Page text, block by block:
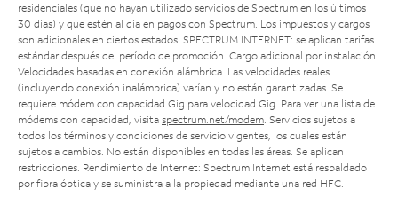
residenciales (que no hayan utilizado servicios de Spectrum en los últimos
30 días) y que estén al día en pagos con Spectrum. Los impuestos y cargos
son adicionales en ciertos estados. SPECTRUM INTERNET: se aplican tarifas
estándar después del período de promoción. Cargo adicional por instalación.
Velocidades basadas en conexión alámbrica. Las velocidades reales
(incluyendo conexión inalámbrica) varían y no están garantizadas. Se
requiere módem con capacidad Gig para velocidad Gig. Para ver una lista de
módems con capacidad, visita spectrum.net/modem. Servicios sujetos a
todos los términos y condiciones de servicio vigentes, los cuales están
sujetos a cambios. No están disponibles en todas las áreas. Se aplican
restricciones. Rendimiento de Internet: Spectrum Internet está respaldado
por fibra óptica y se suministra a la propiedad mediante una red HFC.